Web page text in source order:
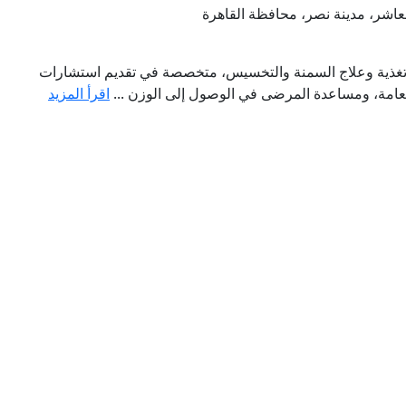
وعلاج السمنة والتخسيس، متخصصة في تقديم استشارات
ومساعدة المرضى في الوصول إلى الوزن ... اقرأ المزيد